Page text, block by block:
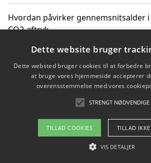
Hvordan påvirker gennemsnitsalder
CO2-aftryk
Hvordan nyheder om CO2-udledning
hverdag
Om / kontakt
Blog
Dette website bruger
Dette websted bruger cookies til at forbedre
at bruge vores hjemmeside accepterer
overensstemmelse med vores
STRENGT NØDVENDIGE
TILLAD COOKIES TILLAD
VIS DETALJER